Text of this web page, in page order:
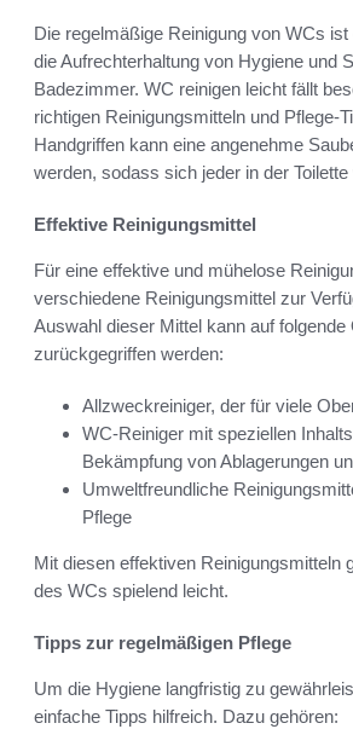
Die regelmäßige Reinigung von WCs
die Aufrechterhaltung von Hygiene und
Badezimmer. WC reinigen leicht fällt
richtigen Reinigungsmitteln und Pflege-
Handgriffen kann eine angenehme
werden, sodass sich jeder in der Toilette
Effektive Reinigungsmittel
Für eine effektive und mühelose
verschiedene Reinigungsmittel zur
Auswahl dieser Mittel kann auf folgende
zurückgegriffen werden:
Allzweckreiniger, der für viele
WC-Reiniger mit speziellen
Bekämpfung von Ablagerungen
Umweltfreundliche
Pflege
Mit diesen effektiven Reinigungsmitteln
des WCs spielend leicht.
Tipps zur regelmäßigen Pflege
Um die Hygiene langfristig zu
einfache Tipps hilfreich. Dazu gehören: